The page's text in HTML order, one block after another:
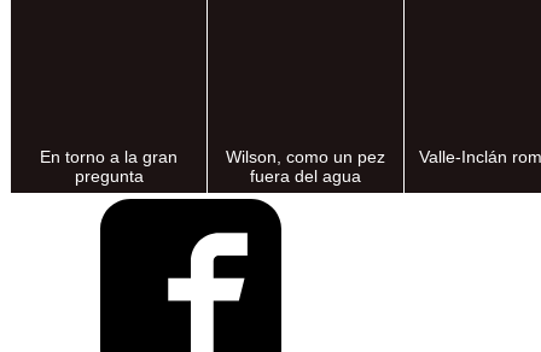
En torno a la gran
pregunta
Wilson, como un pez
fuera del agua
Valle-Inclán